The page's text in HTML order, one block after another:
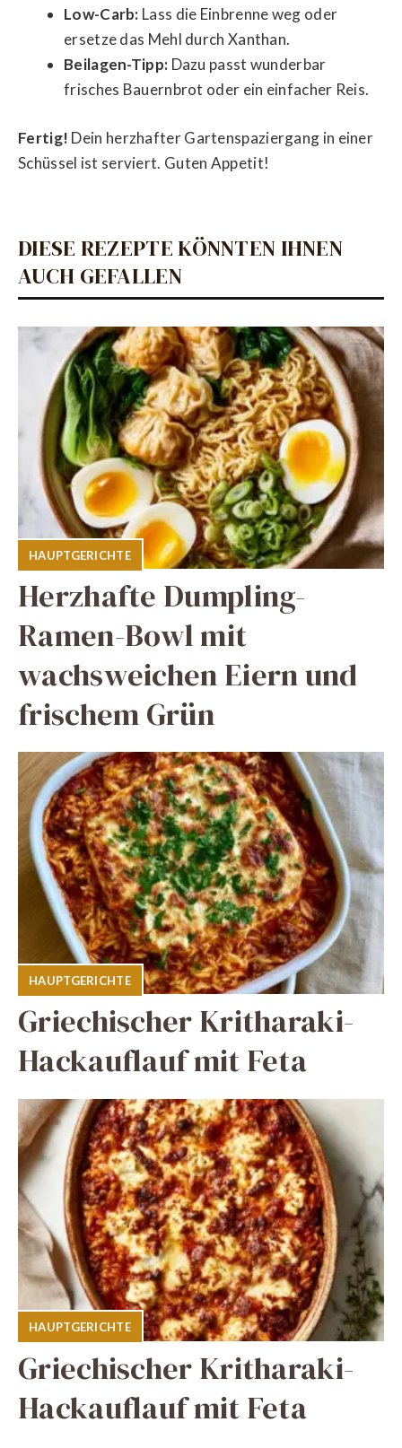
Low-Carb: Lass die Einbrenne weg oder
ersetze das Mehl durch Xanthan.
Beilagen-Tipp: Dazu passt wunderbar
frisches Bauernbrot oder ein einfacher Reis.
Fertig! Dein herzhafter Gartenspaziergang in einer
Schüssel ist serviert. Guten Appetit!
DIESE REZEPTE KÖNNTEN IHNEN
AUCH GEFALLEN
HAUPTGERICHTE
Herzhafte Dumpling-
Ramen-Bowl mit
wachsweichen Eiern und
frischem Grün
HAUPTGERICHTE
Griechischer Kritharaki-
Hackauflauf mit Feta
HAUPTGERICHTE
Griechischer Kritharaki-
Hackauflauf mit Feta